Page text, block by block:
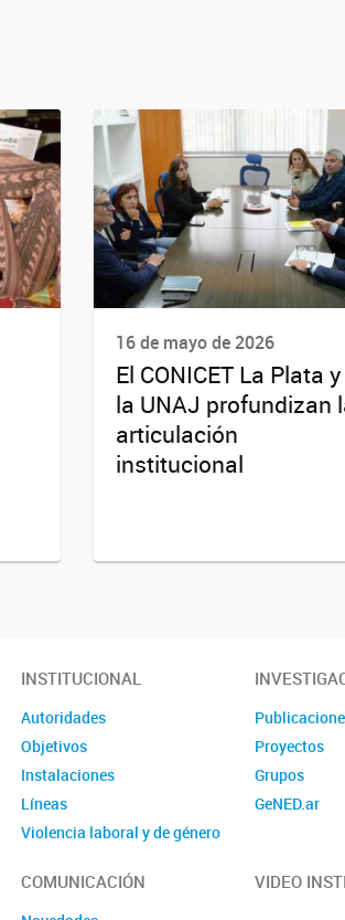
16 de mayo de 2026
El CONICET La Plata y
la UNAJ profundizan
articulación
institucional
INSTITUCIONAL
Autoridades
Objetivos
Instalaciones
Líneas
Violencia laboral y de género
Proyectos
Grupos
GeNED.ar
COMUNICACIÓN VIDEO